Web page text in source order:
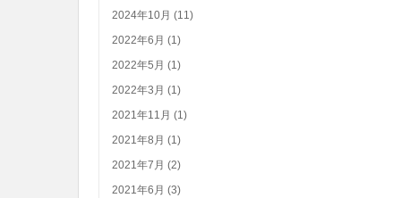
2024年10月 (11)
2022年6月 (1)
2022年5月 (1)
2022年3月 (1)
2021年11月 (1)
2021年8月 (1)
2021年7月 (2)
2021年6月 (3)